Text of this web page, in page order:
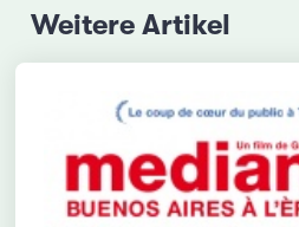
Weitere Artikel